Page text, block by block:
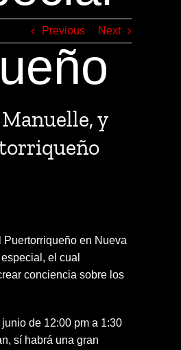
Previous Next
y
en Nueva
el cual
conciencia sobre los
de 12:00 pm a 1:30
sí habrá una gran